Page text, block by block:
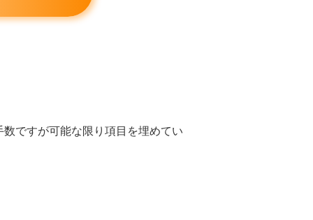
ですが可能な限り項目を埋めてい